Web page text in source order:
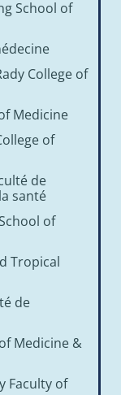
School of
College of
Medicine
of
de
santé
of
Tropical
de
Medicine &
Faculty of